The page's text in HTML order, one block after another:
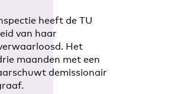
heeft de TU
van haar
Het
maanden met een
demissionair